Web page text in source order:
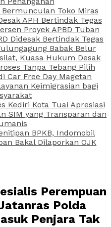
Toko Miras
APH Bertindak Tegas
Proyek APBD Tuban
Didesak Bertindak Tegas
Babak Belur
Kuasa Hukum Desak
Tanpa Tebang Pilih
Car Free Day Magetan
Keimigrasian bagi
Kediri Kota Tuai Apresiasi
SIM yang Transparan dan
BPKB, Indomobil
Bakal Dilaporkan OJK
Perempuan
Polda
Penjara Tak